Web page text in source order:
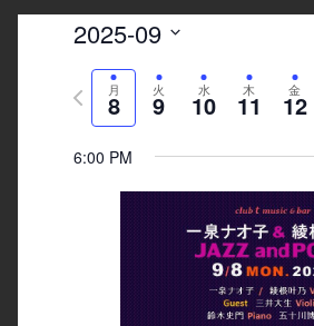
2025-09
date.
月
8 火
9 水
10 木
11 金
12
Previous
6:00 PM